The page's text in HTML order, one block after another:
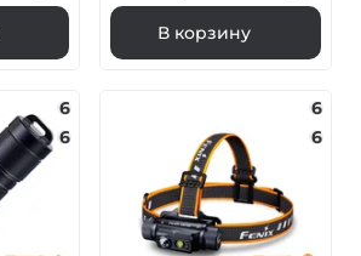
В корзину
6
6
6
6